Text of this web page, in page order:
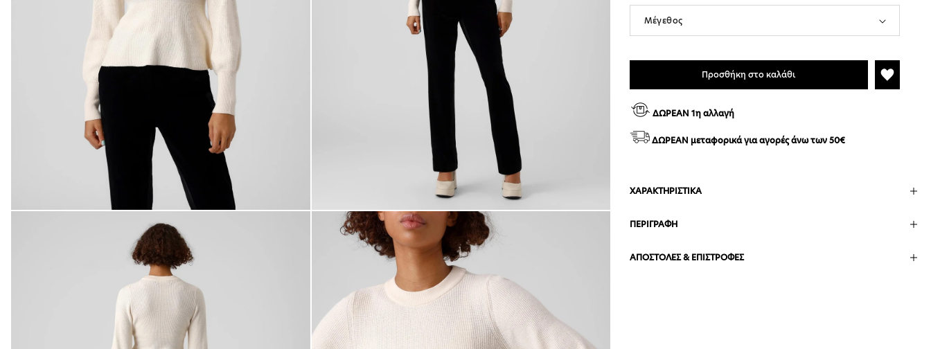
Άνοιγμα μέσου 3 στο βοηθητικό παράθυρο Άνοιγμα μέσου 4 στο βοηθητικό παράθυρο
Προσθήκη στο καλάθι
ΔΩΡΕΑΝ 1η αλλαγή
ΔΩΡΕΑΝ μεταφορικά για αγορές άνω των 50€
ΧΑΡΑΚΤΗΡΙΣΤΙΚΑ
ΠΕΡΙΓΡΑΦΗ
ΑΠΟΣΤΟΛΕΣ & ΕΠΙΣΤΡΟΦΕΣ